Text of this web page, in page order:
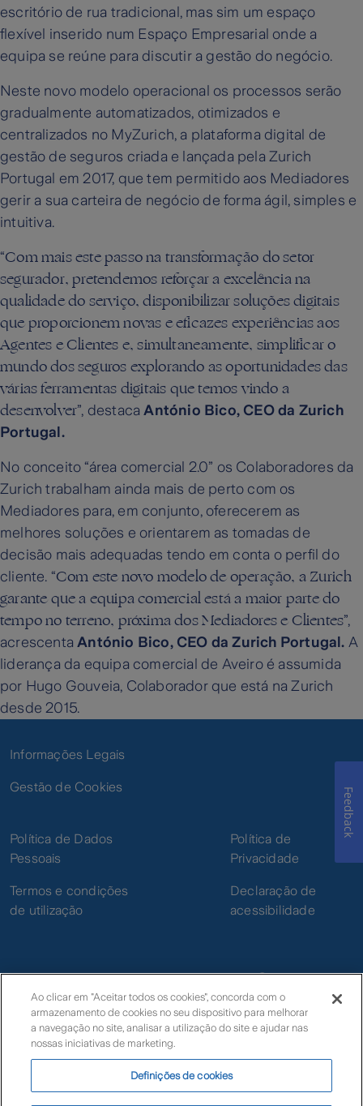
escritório de rua tradicional, mas sim um espaço
flexível inserido num Espaço Empresarial onde a
equipa se reúne para discutir a gestão do negócio.
Neste novo modelo operacional os processos serão
gradualmente automatizados, otimizados e
centralizados no MyZurich, a plataforma digital de
gestão de seguros criada e lançada pela Zurich
Portugal em 2017, que tem permitido aos Mediadores
gerir a sua carteira de negócio de forma ágil, simples e
intuitiva.
“Com mais este passo na transformação do setor
segurador, pretendemos reforçar a excelência na
qualidade do serviço, disponibilizar soluções digitais
que proporcionem novas e eficazes experiências aos
Agentes e Clientes e, simultaneamente, simplificar o
mundo dos seguros explorando as oportunidades das
várias ferramentas digitais que temos vindo a
desenvolver”, destacaAntónio Bico, CEO da Zurich
Portugal.
No conceito “área comercial 2.0” os Colaboradores da
Zurich trabalham ainda mais de perto com os
Mediadores para, em conjunto, oferecerem as
melhores soluções e orientarem as tomadas de
decisão mais adequadas tendo em conta o perfil do
cliente. “Com este novo modelo de operação, a Zurich
garante que a equipa comercial está a maior parte do
tempo no terreno, próxima dos Mediadores e Clientes”,
acrescentaAntónio Bico, CEO da Zurich Portugal. A
liderança da equipa comercial de Aveiro é assumida
por Hugo Gouveia, Colaborador que está na Zurich
desde 2015.
Informações Legais
Gestão de Cookies
Política de Dados
Pessoais
Termos e condições
de utilização
Política de
Privacidade
Declaração de
acessibilidade
© Zurich
Feedback
Ao clicar em "Aceitar todos os cookies", concorda com o
armazenamento de cookies no seu dispositivo para melhorar
a navegação no site, analisar a utilização do site e ajudar nas
nossas iniciativas de marketing.
Definições de cookies